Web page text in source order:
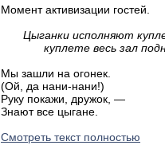
Момент активизации гостей.
Цыганки исполняют
куплете весь зал
Мы зашли на огонек.
(Ой, да нани-нани!)
Руку покажи, дружок, —
Знают все цыгане.
Смотреть текст полностью